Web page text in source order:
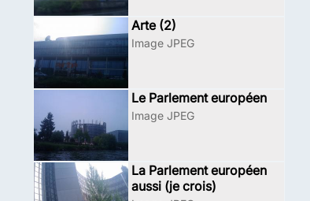
Arte (2)
Image JPEG
Le Parlement européen
Image JPEG
La Parlement européen
aussi (je crois)